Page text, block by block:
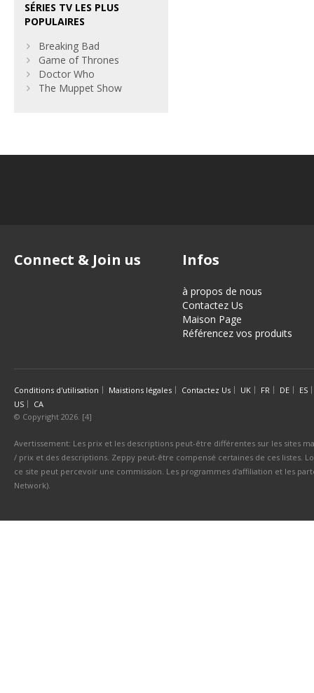
SÉRIES TV LES PLUS
POPULAIRES
Breaking Bad
Game of Thrones
Doctor Who
The Muppet Show
Connect & Join us Infos
à propos de nous
Contactez Us
Maison Page
Référencez vos produits
Conditions d'utilisation Maistions légales Contactez Us UK FR DE
ES
US
CA
© Copyright 2026. [4]
Avertissement: Les prix et les descriptions peut-être différentes sur les sites
/ prix et des descriptions. Zeppy peut-être compensé certaines de ces listes.
ce site peut percevoir une commission. Les programmes d'affiliation et les
Network).